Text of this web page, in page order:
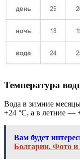
Температура
Вода в зимние
+24 °C, а в летние —
Вам будет
Болгарии. Фото и